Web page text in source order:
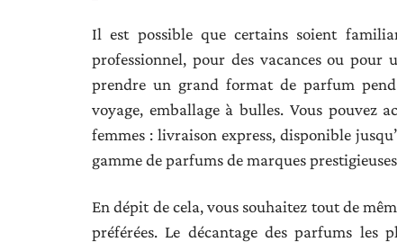
Il est possible que certains soient
professionnel, pour des vacances ou
prendre un grand format de parfum
voyage, emballage à bulles. Vous pouvez
femmes : livraison express, disponible
gamme de parfums de marques
En dépit de cela, vous souhaitez tout de
préférées. Le décantage des parfums les